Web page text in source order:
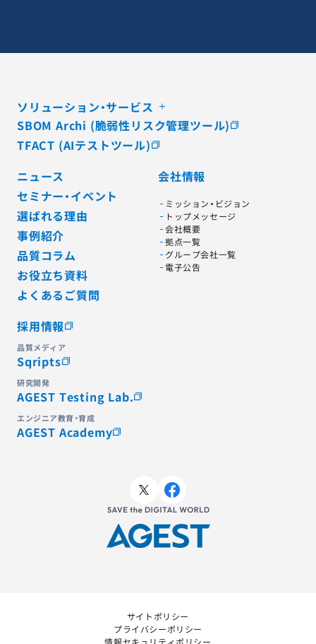
ソリューション・サービス
SBOM Archi (脆弱性リスク管理ツール)
TFACT (AIテストツール)
ニュース
セミナー・イベント
選ばれる理由
事例紹介
品質コラム
お役立ち資料
よくあるご質問
会社情報
ミッション・ビジョン
トップメッセージ
会社概要
拠点一覧
グループ会社一覧
電子公告
採用情報
品質メディア
Sqripts
研究開発
AGEST Testing Lab.
エンジニア教育・育成
AGEST Academy
サイトポリシー
プライバシーポリシー
情報セキュリティポリシー